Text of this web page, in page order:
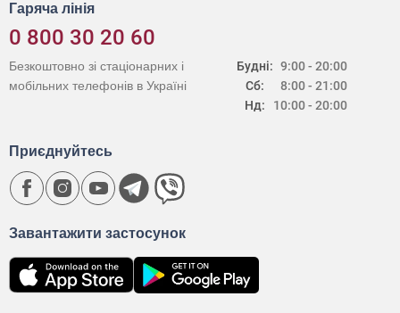
Гаряча лінія
0 800 30 20 60
Будні:
Сб:
Нд:
9:00 - 20:00
8:00 - 21:00
10:00 - 20:00
Безкоштовно зі стаціонарних і
мобільних телефонів в Україні
Завантажити застосунок
Приєднуйтесь